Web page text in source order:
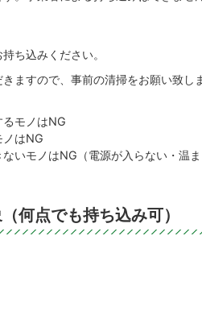
ち込みください。
ますので、事前の清掃をお願い致し
るモノはNG
ノはNG
いモノはNG（電源が入らない・温ま
何点でも持ち込み可）